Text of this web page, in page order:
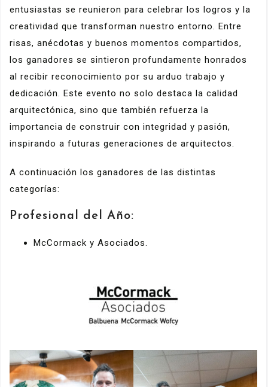
entusiastas se reunieron para celebrar los logros y la
creatividad que transforman nuestro entorno. Entre
risas, anécdotas y buenos momentos compartidos,
los ganadores se sintieron profundamente honrados
al recibir reconocimiento por su arduo trabajo y
dedicación. Este evento no solo destaca la calidad
arquitectónica, sino que también refuerza la
importancia de construir con integridad y pasión,
inspirando a futuras generaciones de arquitectos.
A continuación los ganadores de las distintas
categorías:
Profesional del Año:
McCormack y Asociados.